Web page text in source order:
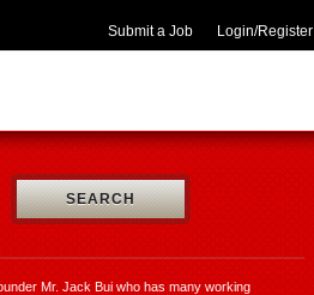
Login/Register
Submit a Job
SEARCH
Mr. Jack Bui who has many working